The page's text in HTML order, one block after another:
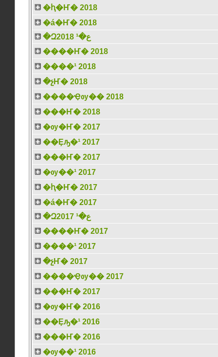
�ԧ�Ҥ� 2018
�á�Ҥ� 2018
�Զع�¹ 2018
����Ҥ� 2018
����¹ 2018
�չҤ� 2018
����Ҿѹ�� 2018
���Ҥ� 2018
�ѹ�Ҥ� 2017
��Ȩԡ�¹ 2017
���Ҥ� 2017
�ѹ��¹ 2017
�ԧ�Ҥ� 2017
�á�Ҥ� 2017
�Զع�¹ 2017
����Ҥ� 2017
����¹ 2017
�չҤ� 2017
����Ҿѹ�� 2017
���Ҥ� 2017
�ѹ�Ҥ� 2016
��Ȩԡ�¹ 2016
���Ҥ� 2016
�ѹ��¹ 2016